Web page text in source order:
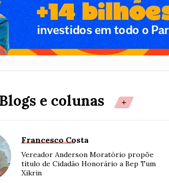
Blogs e colunas +
Francesco Costa
Vereador Anderson Moratório propõe
título de Cidadão Honorário a Bep Tum
Xikrin